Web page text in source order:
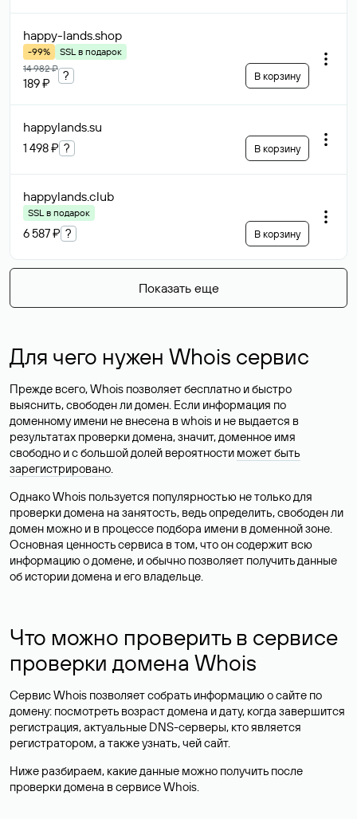
happy-lands.shop
-99%
SSL в подарок
14 982 ₽
189 ₽
? В корзину
happylands.su
1 498 ₽ ? В корзину
happylands.club
SSL в подарок
6 587 ₽ ? В корзину
Показать еще
Для чего нужен Whois сервис
Прежде всего, Whois позволяет бесплатно и быстро
выяснить, свободен ли домен. Если информация по
доменному имени не внесена в whois и не выдается в
результатах проверки домена, значит, доменное имя
свободно и с большой долей вероятности может быть
зарегистрировано.
Однако Whois пользуется популярностью не только для
проверки домена на занятость, ведь определить, свободен ли
домен можно и в процессе подбора имени в доменной зоне.
Основная ценность сервиса в том, что он содержит всю
информацию о домене, и обычно позволяет получить данные
об истории домена и его владельце.
Что можно проверить в сервисе
проверки домена Whois
Сервис Whois позволяет собрать информацию о сайте по
домену: посмотреть возраст домена и дату, когда завершится
регистрация, актуальные DNS-серверы, кто является
регистратором, а также узнать, чей сайт.
Ниже разбираем, какие данные можно получить после
проверки домена в сервисе Whois.